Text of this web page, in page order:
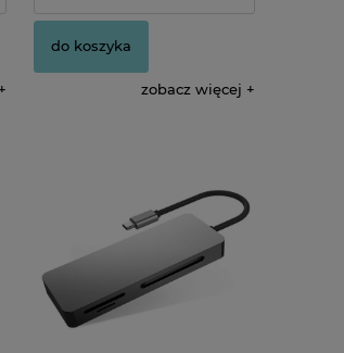
do koszyka
zobacz więcej